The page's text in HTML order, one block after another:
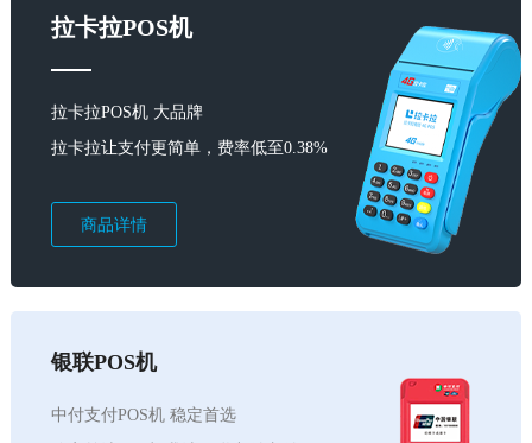
拉卡拉POS机
拉卡拉POS机 大品牌
拉卡拉让支付更简单，费率低至0.38%
商品详情
银联POS机
中付支付POS机 稳定首选